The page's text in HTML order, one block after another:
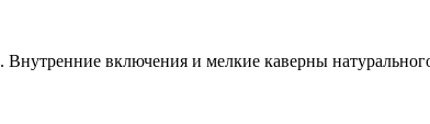
включения и мелкие каверны